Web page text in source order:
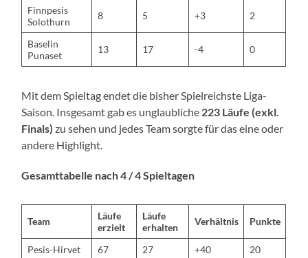
Finnpesis
Solothurn
8 5 +3 2
Baselin
Punaset
13 17 -4 0
Mit dem Spieltag endet die bisher Spielreichste Liga-
Saison. Insgesamt gab es unglaubliche 223 Läufe (exkl.
Finals) zu sehen und jedes Team sorgte für das eine oder
andere Highlight.
Gesamttabelle nach 4 / 4 Spieltagen
Team
Läufe
erzielt
Läufe
erhalten
Verhältnis Punkte
Pesis-Hirvet 67 27 +40
20